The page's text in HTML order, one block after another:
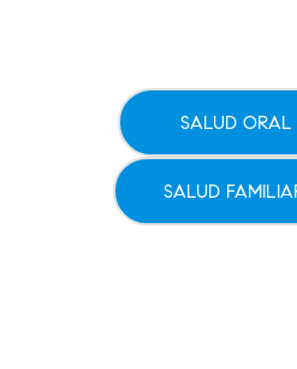
SALUD ORAL
SALUD